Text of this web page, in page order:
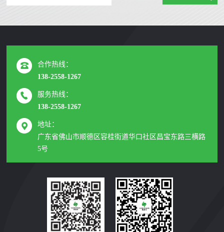
合作热线：
138-2558-1267
服务热线：
138-2558-1267
地址：
广东省佛山市顺德区容桂街道华口社区昌宝东路三横路
5号